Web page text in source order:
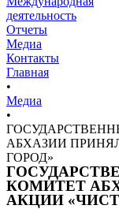
деятельность
Отчеты
Медиа
Контакты
Главная
•
Медиа
•
АБХАЗИИ
ГОРОД»
КОМИТЕТ
АКЦИИ